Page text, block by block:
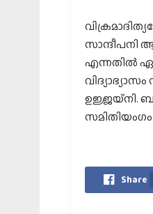
സാന്ദീപനി
എന്നതില്‍
ഉജ്ജയ്‌നി.
Share